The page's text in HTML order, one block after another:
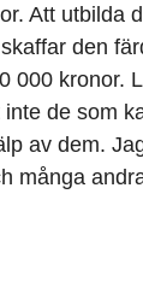
Att utbilda
den
000 kronor.
de som
av dem.
många